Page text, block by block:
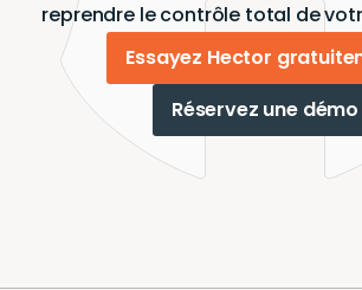
reprendre le contrôle total de
Essayez Hector
Réservez une démo